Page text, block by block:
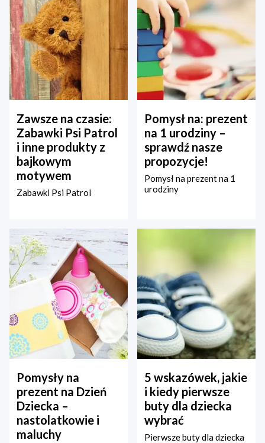
Zawsze na czasie:
Zabawki Psi Patrol
i inne produkty z
bajkowym
motywem
Zabawki Psi Patrol
Pomysł na: prezent
na 1 urodziny –
sprawdź nasze
propozycje!
Pomysł na prezent na 1
urodziny
Pomysły na
prezent na Dzień
Dziecka –
nastolatkowie i
maluchy
5 wskazówek, jakie
i kiedy pierwsze
buty dla dziecka
wybrać
Pierwsze buty dla dziecka